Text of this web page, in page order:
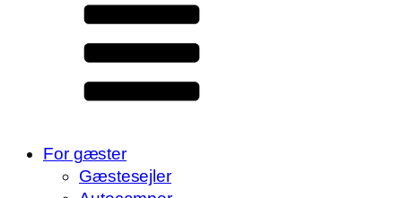
For gæster
Gæstesejler